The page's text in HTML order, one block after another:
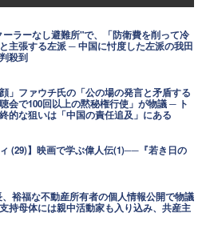
ーラーなし避難所"で、「防衛費を削って冷
主張する左派 ─ 中国に忖度した左派の我田
殺到
」ファウチ氏の「公の場の発言と矛盾する
会で100回以上の黙秘権行使」が物議 ─ ト
的な狙いは「中国の責任追及」にある
ィ (29)】映画で学ぶ偉人伝(1)──『若き日の
裕福な不動産所有者の個人情報公開で物議
持母体には親中活動家も入り込み、共産主